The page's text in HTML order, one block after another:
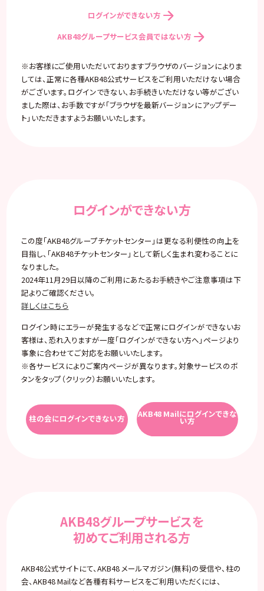
ログインができない方
AKB48グループサービス会員ではない方
※お客様にご使用いただいておりますブラウザのバージョンによりま
しては、正常に各種AKB48公式サービスをご利用いただけない場合
がございます。ログインできない、お手続きいただけない等がござい
ました際は、お手数ですが「ブラウザを最新バージョンにアップデー
ト」いただきますようお願いいたします。
ログインができない方
この度「AKB48グループチケットセンター」は更なる利便性の向上を
目指し、「AKB48チケットセンター」として新しく生まれ変わることに
なりました。
2024年11月29日以降のご利用にあたるお手続きやご注意事項は下
記よりご確認ください。
詳しくはこちら
ログイン時にエラーが発生するなどで正常にログインができないお
客様は、恐れ入りますが一度「ログインができない方へ」ページより
事象に合わせてご対応をお願いいたします。
※各サービスによりご案内ページが異なります。対象サービスのボ
タンをタップ（クリック）お願いいたします。
柱の会にログインできない方 AKB48 Mailにログインできな
い方
AKB48グループサービスを
初めてご利用される方
AKB48公式サイトにて、AKB48 メールマガジン(無料)の受信や、柱の
会、AKB48 Mailなど各種有料サービスをご利用いただくには、